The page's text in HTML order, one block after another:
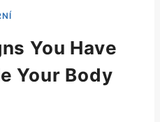
You Have
Your Body